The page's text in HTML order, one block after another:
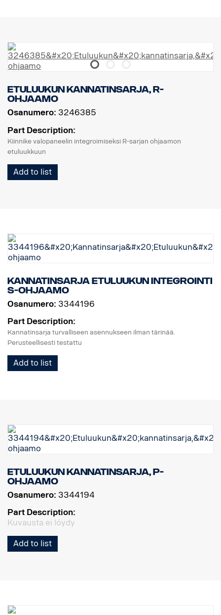
CISPR25: Luokka 3 kohdevalolle, luokka 1 varoitusvalolle
ECE-R65: Luokka 1
Tärinäluokitus: 21 Grms
Arvioitu käyttöikä: 50 000 tuntia
Etuluukun kannatinsarja, R-
ohjaamo
Osanumero: 3246385
Part Description:
Kiinnike valopaneelin integroimiseksi R-sarjan ohjaamon
etuluukkuun
Add to list
Kannatinsarja Etuluukun integrointi
S-ohjaamo
Osanumero: 3344196
Part Description:
Kannatinsarja turvalliseen asennukseen ilman tärinää.
Perusteellisesti testattu
Add to list
Etuluukun kannatinsarja, P-
ohjaamo
Osanumero: 3344194
Part Description:
Kuvausta ei löydy
Add to list